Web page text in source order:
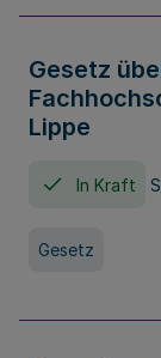
Gesetz
Lippe
In Kraft
Gesetz